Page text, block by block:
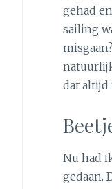
gehad
sailing
dat
Nu had
gedaan.